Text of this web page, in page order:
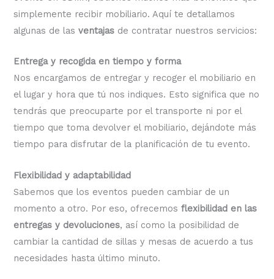
simplemente recibir mobiliario. Aquí te detallamos
algunas de lasventajas de contratar nuestros servicios:
Entrega y recogida en tiempo y forma
Nos encargamos de entregar y recoger el mobiliario en
el lugar y hora que tú nos indiques. Esto significa que no
tendrás que preocuparte por el transporte ni por el
tiempo que toma devolver el mobiliario, dejándote más
tiempo para disfrutar de la planificación de tu evento.
Flexibilidad y adaptabilidad
Sabemos que los eventos pueden cambiar de un
momento a otro. Por eso, ofrecemosflexibilidad en las
entregas y devoluciones, así como la posibilidad de
cambiar la cantidad de sillas y mesas de acuerdo a tus
necesidades hasta último minuto.